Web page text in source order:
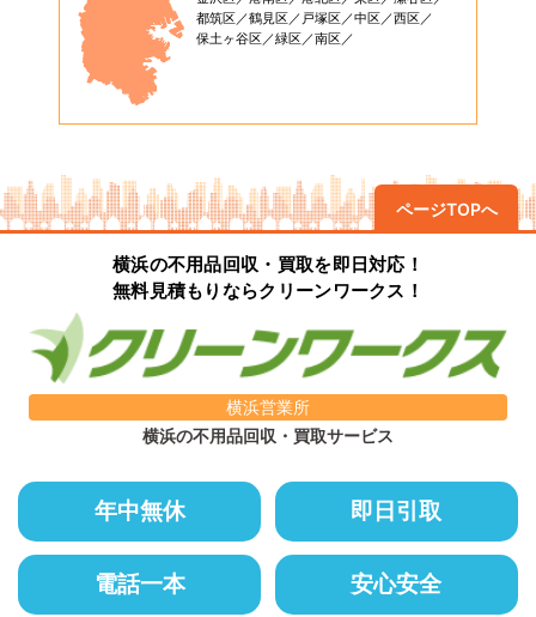
都筑区
鶴見区 戸塚区 中区
西区
保土ヶ谷区
緑区 南区
ページTOPへ
横浜の不用品回収・買取を即日対応！
無料見積もりならクリーンワークス！
横浜営業所
横浜の不用品回収・買取サービス
年中無休 即日引取
電話一本 安心安全